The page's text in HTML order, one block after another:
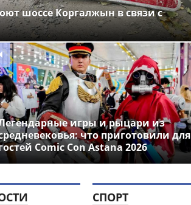
шоссе Коргалжын в связи с
игры и рыцари из
что приготовили для
Comic Con Astana 2026
СПОРТ